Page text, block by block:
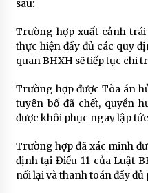
sau:
Trường hợp xuất cảnh
thực hiện đầy đủ các quy
quan BHXH sẽ tiếp tục chi
Trường hợp được Tòa án
tuyên bố đã chết, quyền
được khôi phục ngay lập
Trường hợp đã xác minh
định tại Điều 11 của Luật
nối lại và thanh toán đầy